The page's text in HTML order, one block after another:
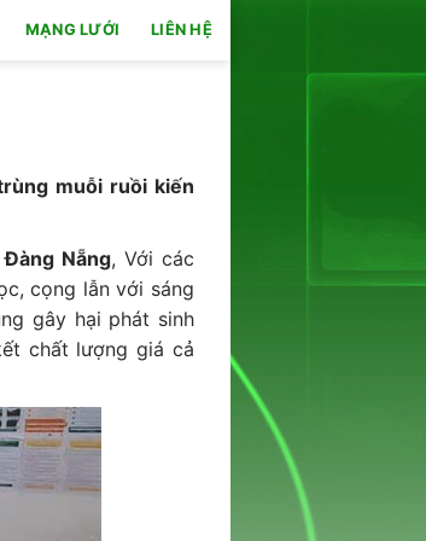
MẠNG LƯỚI LIÊN HỆ
muỗi ruồi kiến
Nẵng, Với các
cọng lẫn với sáng
gây hại phát sinh
chất lượng giá cả